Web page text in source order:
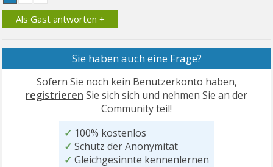
Als Gast antworten +
Sie haben auch eine Frage?
Sofern Sie noch kein Benutzerkonto haben,
registrieren Sie sich sich und nehmen Sie an der
Community teil!
✓ 100% kostenlos
✓ Schutz der Anonymität
✓ Gleichgesinnte kennenlernen